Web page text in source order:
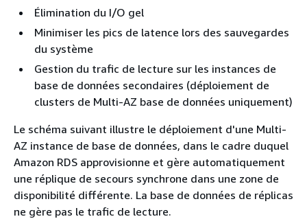
Élimination du I/O gel
Minimiser les pics de latence lors des sauvegardes
du système
Gestion du trafic de lecture sur les instances de
base de données secondaires (déploiement de
clusters de Multi-AZ base de données uniquement)
Le schéma suivant illustre le déploiement d'une Multi-
AZ instance de base de données, dans le cadre duquel
Amazon RDS approvisionne et gère automatiquement
une réplique de secours synchrone dans une zone de
disponibilité différente. La base de données de réplicas
ne gère pas le trafic de lecture.